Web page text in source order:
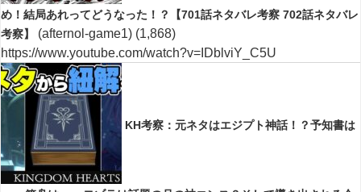
め！結局あれってどうなった！？【701話ネタバレ考察 702話ネタバレ
考察】
(afternol-game1) (1,868)
https://www.youtube.com/watch?v=IDblviY_C5U
KH考察：元ネタはエジプト神話！？予知書は